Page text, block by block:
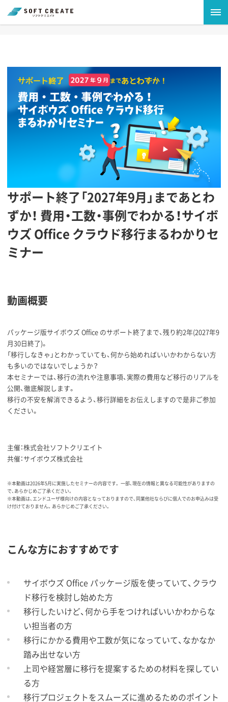
サポート終了「2027年9月」まであとわ
ずか！ 費用・工数・事例でわかる！サイボ
ウズ Office クラウド移行まるわかりセ
ミナー
動画概要
パッケージ版サイボウズ Office のサポート終了まで、残り約2年(2027年9
月30日終了)。
「移行しなきゃ」とわかっていても、何から始めればいいかわからない方
も多いのではないでしょうか？
本セミナーでは、移行の流れや注意事項、実際の費用など移行のリアルを
公開、徹底解説します。
移行の不安を解消できるよう、移行詳細をお伝えしますので是非ご参加
ください。
主催：株式会社ソフトクリエイト
共催：サイボウズ株式会社
※本動画は2026年5月に実施したセミナーの内容です。 一部、現在の情報と異なる可能性がありますの
で、あらかじめご了承ください。
※本動画は、エンドユーザ様向けの内容となっておりますので、同業他社ならびに個人でのお申込みは受
け付けておりません。あらかじめご了承ください。
こんな方におすすめです
サイボウズ Office パッケージ版を使っていて、クラウ
ド移行を検討し始めた方
移行したいけど、何から手をつければいいかわからな
い担当者の方
移行にかかる費用や工数が気になっていて、なかなか
踏み出せない方
上司や経営層に移行を提案するための材料を探してい
る方
移行プロジェクトをスムーズに進めるためのポイント